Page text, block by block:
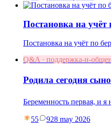
Постановка на учёт
Постановка на учёт по
Q&A · поддержка-и-
Родила сегодня
Беременность первая, и
55 928 may 2026